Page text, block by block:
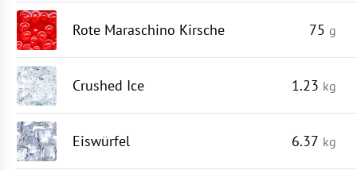
Rote Maraschino Kirsche 75 g
Crushed Ice 1.23 kg
Eiswürfel 6.37 kg